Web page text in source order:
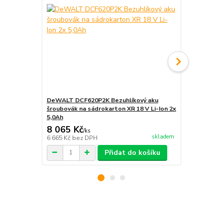
DeWALT DCF620P2K Bezuhlíkový aku
šroubovák na sádrokarton XR 18 V Li-Ion 2x
5,0Ah
8 065 Kč/ks
6 665 Kč bez DPH skladem
Přidat do košíku